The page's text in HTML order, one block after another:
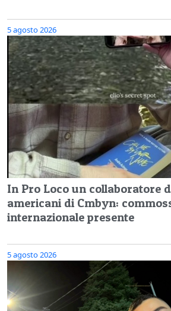
5 agosto 2026
In Pro Loco un collaboratore
americani di Cmbyn:
internazionale presente
5 agosto 2026